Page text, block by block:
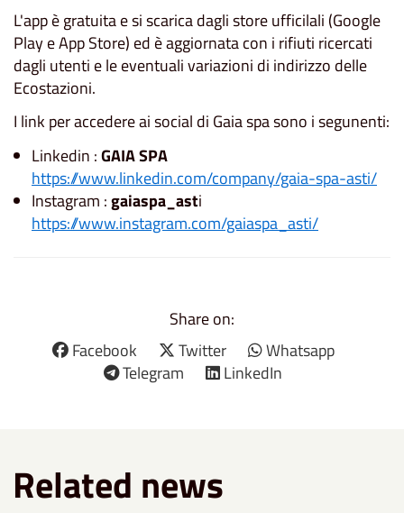
L'app è gratuita e si scarica dagli store ufficilali (Google
Play e App Store) ed è aggiornata con i rifiuti ricercati
dagli utenti e le eventuali variazioni di indirizzo delle
Ecostazioni.
I link per accedere ai social di Gaia spa sono i segunenti:
Linkedin :GAIA SPA
https://www.linkedin.com/company/gaia-spa-asti/
Instagram :gaiaspa_asti
https://www.instagram.com/gaiaspa_asti/
Share on:
Facebook
Twitter
Whatsapp
Telegram
LinkedIn
Related news